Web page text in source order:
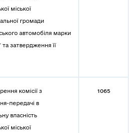
міської
громади
автомобіля марки
та затвердження її
комісії з
передачі в
власність
міської
1065